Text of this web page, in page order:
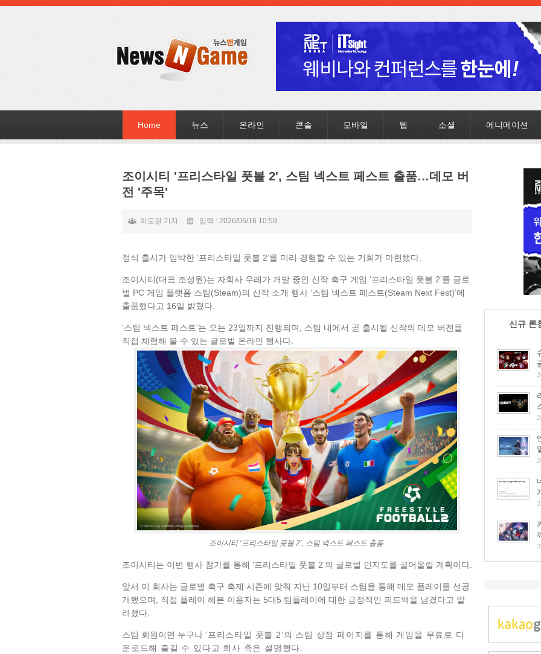
Home 뉴스 온라인 콘솔 모바일 웹 소셜 에니메이션
조이시티 '프리스타일 풋볼 2', 스팀 넥스트 페스트 출품…데모 버
전 '주목'
이도원 기자 입력 : 2026/06/16 10:59
정식 출시가 임박한 ‘프리스타일 풋볼 2’를 미리 경험할 수 있는 기회가 마련됐다.
조이시티(대표 조성원)는 자회사 우레가 개발 중인 신작 축구 게임 ‘프리스타일 풋볼 2’를 글로
벌 PC 게임 플랫폼 스팀(Steam)의 신작 소개 행사 ‘스팀 넥스트 페스트(Steam Next Fest)’에
출품했다고 16일 밝혔다.
‘스팀 넥스트 페스트’는 오는 23일까지 진행되며, 스팀 내에서 곧 출시될 신작의 데모 버전을
직접 체험해 볼 수 있는 글로벌 온라인 행사다.
조이시티 ‘프리스타일 풋볼 2’, 스팀 넥스트 페스트 출품.
조이시티는 이번 행사 참가를 통해 ‘프리스타일 풋볼 2’의 글로벌 인지도를 끌어올릴 계획이다.
앞서 이 회사는 글로벌 축구 축제 시즌에 맞춰 지난 10일부터 스팀을 통해 데모 플레이를 선공
개했으며, 직접 플레이 해본 이용자는 5대5 팀플레이에 대한 긍정적인 피드백을 남겼다고 알
려졌다.
스팀 회원이면 누구나 ‘프리스타일 풋볼 2’의 스팀 상점 페이지를 통해 게임을 무료로 다
운로드해 즐길 수 있다고 회사 측은 설명했다.
신규 론